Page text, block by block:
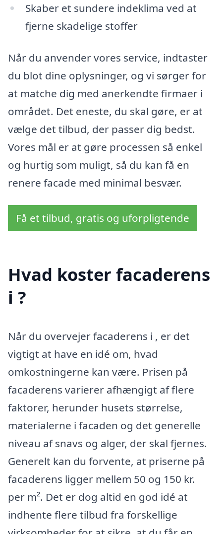
Skaber et sundere indeklima ved at
fjerne skadelige stoffer
Når du anvender vores service, indtaster
du blot dine oplysninger, og vi sørger for
at matche dig med anerkendte firmaer i
området. Det eneste, du skal gøre, er at
vælge det tilbud, der passer dig bedst.
Vores mål er at gøre processen så enkel
og hurtig som muligt, så du kan få en
renere facade med minimal besvær.
Få et tilbud, gratis og uforpligtende
Hvad koster facaderens
i ?
Når du overvejer facaderens i , er det
vigtigt at have en idé om, hvad
omkostningerne kan være. Prisen på
facaderens varierer afhængigt af flere
faktorer, herunder husets størrelse,
materialerne i facaden og det generelle
niveau af snavs og alger, der skal fjernes.
Generelt kan du forvente, at priserne på
facaderens ligger mellem 50 og 150 kr.
per m². Det er dog altid en god idé at
indhente flere tilbud fra forskellige